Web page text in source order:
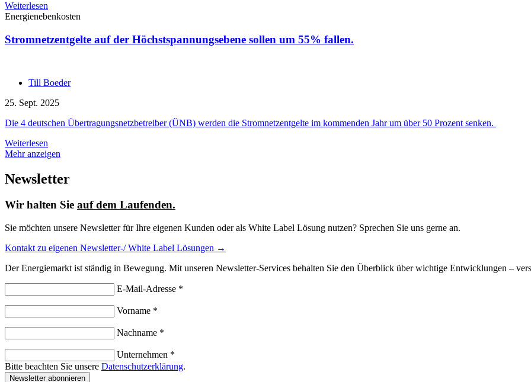
Weiterlesen
Energienebenkosten
Stromnetzentgelte auf der Höchstspannungsebene sollen um 55% fallen.
Till Boeder
25. Sept. 2025
Die 4 deutschen Übertragungsnetzbetreiber (ÜNB) werden die Stromnetzentgelte im kommenden Jahr um über 50 Prozent senken.
Weiterlesen
Mehr anzeigen
Newsletter
Wir halten Sie auf dem Laufenden.
Sie möchten unsere Newsletter für Ihre eigenen Kunden oder als White Label Lösung nutzen? Sprechen Sie uns gerne an.
Kontakt zu eigenen Newsletter-/ White Label Lösungen →
Der Energiemarkt ist ständig in Bewegung. Mit unseren Newsletter-Services behalten Sie den Überblick über wichtige Entwicklungen –
E-Mail-Adresse *
Vorname *
Nachname *
Unternehmen *
Bitte beachten Sie unsere Datenschutzerklärung.
Newsletter abonnieren